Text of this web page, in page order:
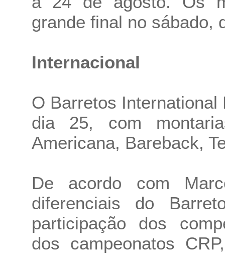
grande final no sábado,
Internacional
O Barretos
dia 25, com
Americana, Bareback,
De acordo com
diferenciais do
participação dos
dos campeonatos